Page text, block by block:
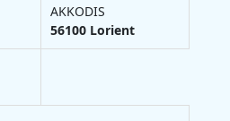
AKKODIS
56100 Lorient